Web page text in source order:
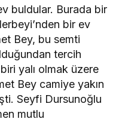
buldular. Burada bir
bir ev
Bey, bu semti
tercih
yalı olmak üzere
Bey camiye yakın
Seyfi Dursunoğlu
mutlu